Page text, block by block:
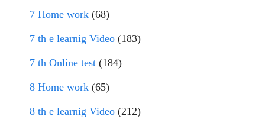
7 Home work (68)
7 th e learnig Video (183)
7 th Online test (184)
8 Home work (65)
8 th e learnig Video (212)